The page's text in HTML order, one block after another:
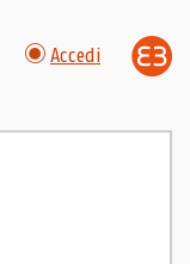
Accedi